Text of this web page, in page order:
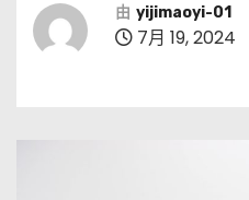
由 yijimaoyi-01
7月 19, 2024